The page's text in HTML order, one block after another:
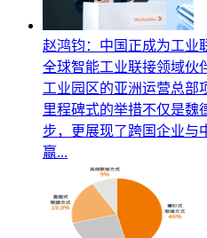
赵鸿钧：中国正成为工业
全球智能工业联接领域伙
工业园区的亚洲运营总部
里程碑式的举措不仅是魏
步，更展现了跨国企业与
赢...